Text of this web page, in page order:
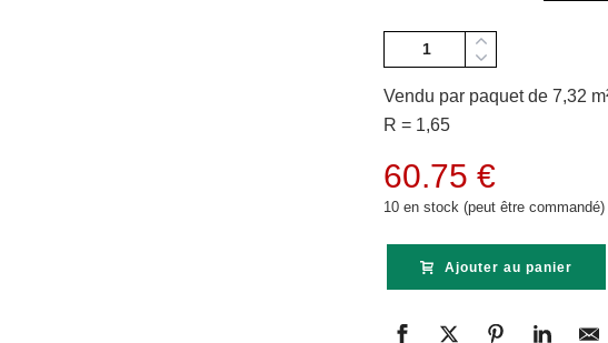
Quantité
Vendu par paquet de 7,32
R = 1,65
60.75 €
10 en stock (peut être commandé)
Ajouter au panier